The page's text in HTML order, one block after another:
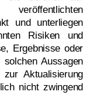
und unterliegen
Risiken und
Ergebnisse oder
Aussagen
Aktualisierung
nicht zwingend